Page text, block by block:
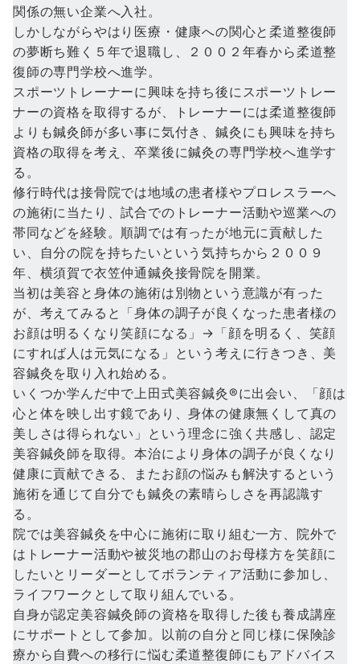
関係の無い企業へ入社。
しかしながらやはり医療・健康への関心と柔道整復師
の夢断ち難く５年で退職し、２００２年春から柔道整
復師の専門学校へ進学。
スポーツトレーナーに興味を持ち後にスポーツトレー
ナーの資格を取得するが、トレーナーには柔道整復師
よりも鍼灸師が多い事に気付き、鍼灸にも興味を持ち
資格の取得を考え、卒業後に鍼灸の専門学校へ進学す
る。
修行時代は接骨院では地域の患者様やプロレスラーへ
の施術に当たり、試合でのトレーナー活動や巡業への
帯同などを経験。順調では有ったが地元に貢献した
い、自分の院を持ちたいという気持ちから２００９
年、横須賀で衣笠仲通鍼灸接骨院を開業。
当初は美容と身体の施術は別物という意識が有った
が、考えてみると「身体の調子が良くなった患者様の
お顔は明るくなり笑顔になる」→「顔を明るく、笑顔
にすれば人は元気になる」という考えに行きつき、美
容鍼灸を取り入れ始める。
いくつか学んだ中で上田式美容鍼灸®️に出会い、「顔は
心と体を映し出す鏡であり、身体の健康無くして真の
美しさは得られない」という理念に強く共感し、認定
美容鍼灸師を取得。本治により身体の調子が良くなり
健康に貢献できる、またお顔の悩みも解決するという
施術を通じて自分でも鍼灸の素晴らしさを再認識す
る。
院では美容鍼灸を中心に施術に取り組む一方、院外で
はトレーナー活動や被災地の郡山のお母様方を笑顔に
したいとリーダーとしてボランティア活動に参加し、
ライフワークとして取り組んでいる。
自身が認定美容鍼灸師の資格を取得した後も養成講座
にサポートとして参加。以前の自分と同じ様に保険診
療から自費への移行に悩む柔道整復師にもアドバイス